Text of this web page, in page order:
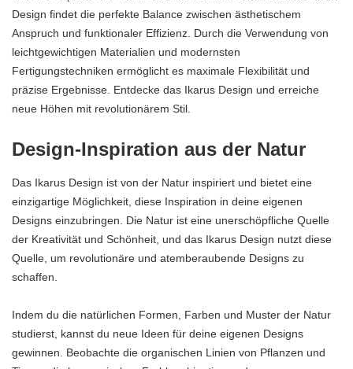
Design findet die perfekte Balance zwischen ästhetischem
Anspruch und funktionaler Effizienz. Durch die Verwendung von
leichtgewichtigen Materialien und modernsten
Fertigungstechniken ermöglicht es maximale Flexibilität und
präzise Ergebnisse. Entdecke das Ikarus Design und erreiche
neue Höhen mit revolutionärem Stil.
Design-Inspiration aus der Natur
Das Ikarus Design ist von der Natur inspiriert und bietet eine
einzigartige Möglichkeit, diese Inspiration in deine eigenen
Designs einzubringen. Die Natur ist eine unerschöpfliche Quelle
der Kreativität und Schönheit, und das Ikarus Design nutzt diese
Quelle, um revolutionäre und atemberaubende Designs zu
schaffen.
Indem du die natürlichen Formen, Farben und Muster der Natur
studierst, kannst du neue Ideen für deine eigenen Designs
gewinnen. Beobachte die organischen Linien von Pflanzen und